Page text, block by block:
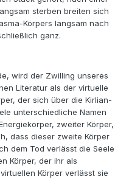
sterben breiten sich
Körpers langsam nach
ganz.
wird der Zwilling unseres
Literatur als der virtuelle
der sich über die Kirlian-
unterschiedliche Namen
zweiter Körper,
dass dieser zweite Körper
dem Tod verlässt die Seele
Körper, der ihr als
Körper verlässt sie